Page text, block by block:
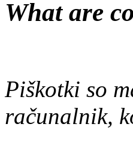
What are
Piškotki so
računalnik,